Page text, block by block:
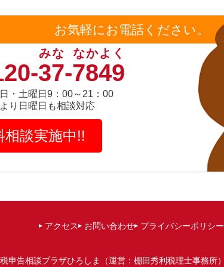
お気軽にお電話ください。
37
みな
-7849
なかよく
・土曜日9：00～21：00
り日曜日も相談対応
相談実施中!!
アクセス お問い合わせ プライバシーポリシー
申告相談プラザひろしま（運営：棚田秀利税理士事務所）